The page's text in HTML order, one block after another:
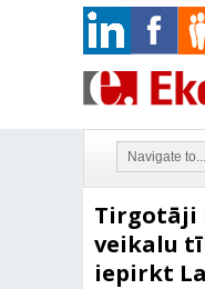
Tirgotāji
veikalu
iepirkt